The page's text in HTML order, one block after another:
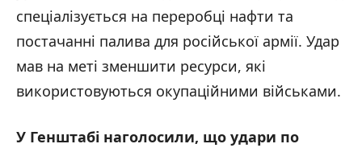
спеціалізується на переробці нафти та
постачанні палива для російської армії. Удар
мав на меті зменшити ресурси, які
використовуються окупаційними військами.
У Генштабі наголосили, що удари по